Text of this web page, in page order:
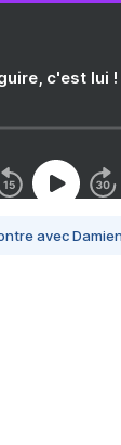
c'est lui
avec